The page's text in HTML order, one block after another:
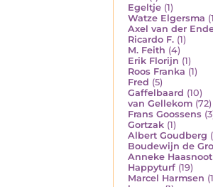
Egeltje (1)
Watze Elgersma
Axel van der
Ricardo F. (1)
M. Feith (4)
Erik Florijn (1)
Roos Franka (1)
Fred (5)
Gaffelbaard (10)
van Gellekom (72)
Frans Goossens
Gortzak (1)
Albert Goudberg
Boudewijn de
Anneke Haasnoot
Happyturf (19)
Marcel Harmsen